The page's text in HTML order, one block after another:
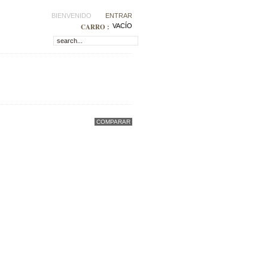
BIENVENIDO ENTRAR
CARRO : VACÍO